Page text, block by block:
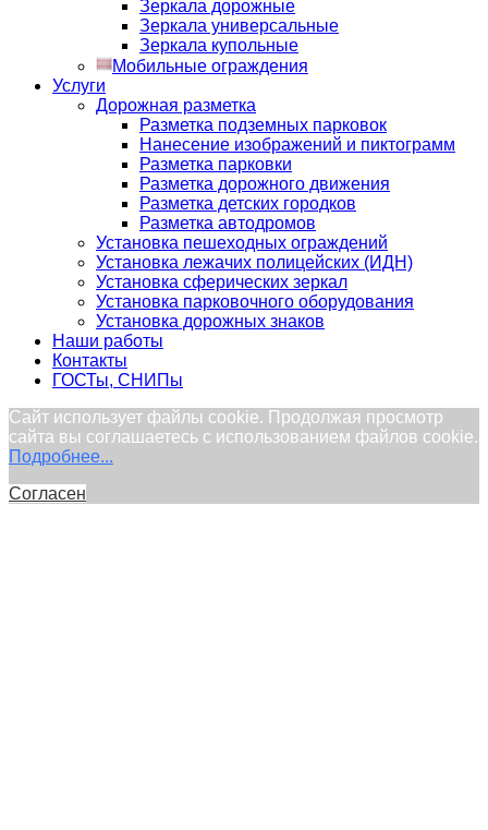
Зеркала дорожные
Зеркала универсальные
Зеркала купольные
Мобильные ограждения
Услуги
Дорожная разметка
Разметка подземных парковок
Нанесение изображений и пиктограмм
Разметка парковки
Разметка дорожного движения
Разметка детских городков
Разметка автодромов
Установка пешеходных ограждений
Установка лежачих полицейских (ИДН)
Установка сферических зеркал
Установка парковочного оборудования
Установка дорожных знаков
Наши работы
Контакты
ГОСТы, СНИПы
Сайт использует файлы cookie. Продолжая просмотр
сайта вы соглашаетесь с использованием файлов cookie.
Подробнее...
Согласен